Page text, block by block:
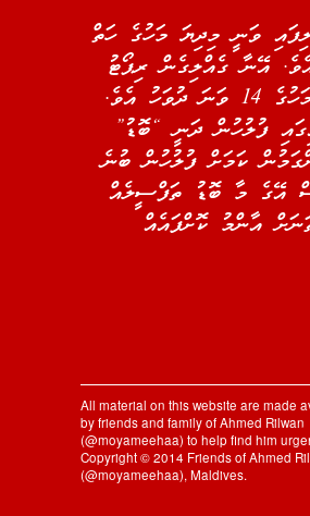
ވަނީ މިދިޔަ މަހުގެ ހަތް
އޭނާ ގެއްލިގެން ރިޕޯޓު
ކުރެވުނީ މި މަހުގެ 14 ވަނަ ދުވަހު އެވެ.
ފުލުހުން ދަނީ “ބޮޑު”
ކަމަށް ފުލުހުން ބުނެ
އޭގެ މާ ބޮޑު ތަފްސީލެއް
އާންމު ކޮށްފައެއް
All material on this website are made
by friends and family of Ahmed Rilwan
(@moyameehaa) to help find him
Copyright © 2014 Friends of Ahmed
(@moyameehaa), Maldives.